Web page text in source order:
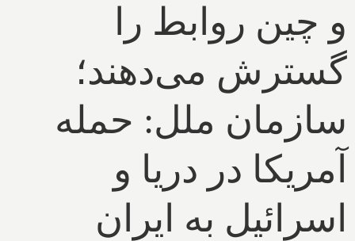
و چین روابط را
گسترش می‌دهند؛
سازمان ملل: حمله
آمریکا در دریا و
اسرائیل به ایران